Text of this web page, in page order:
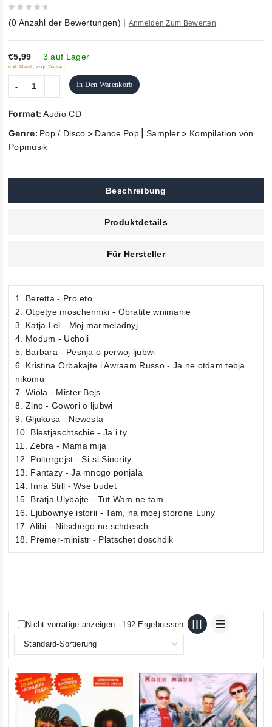
out
of
5
(0 Anzahl der Bewertungen) | Anmelden Zum Bewerten
€5,99 3 auf Lager
inkl. Mwst., zzgl. Versand
In Den Warenkorb
Format:Audio CD
Genre: Pop / Disco > Dance Pop Sampler > Kompilation von
Popmusik
Beschreibung
Produktdetails
Für Hersteller
1. Beretta - Pro eto...
2. Otpetye moschenniki - Obratite wnimanie
3. Katja Lel - Moj marmeladnyj
4. Modum - Ucholi
5. Barbara - Pesnja o perwoj ljubwi
6. Kristina Orbakajte i Awraam Russo - Ja ne otdam tebja
nikomu
7. Wiola - Mister Bejs
8. Zino - Gowori o ljubwi
9. Gljukosa - Newesta
10. Blestjaschtschie - Ja i ty
11. Zebra - Mama mija
12. Poltergejst - Si-si Sinority
13. Fantazy - Ja mnogo ponjala
14. Inna Still - Wse budet
15. Bratja Ulybajte - Tut Wam ne tam
16. Ljubownye istorii - Tam, na moej storone Luny
17. Alibi - Nitschego ne schdesch
18. Premer-ministr - Platschet doschdik
Nicht vorrätige anzeigen 192 Ergebnissen